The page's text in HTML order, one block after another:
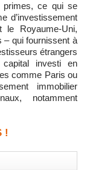
primes, ce qui se
d’investissement
le Royaume-Uni,
– qui fournissent à
étrangers
investi en
comme Paris ou
immobilier
notamment
!